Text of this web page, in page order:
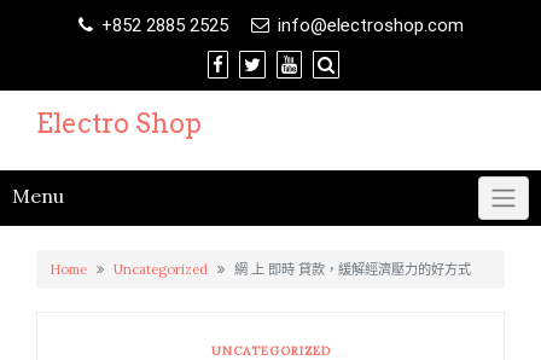
+852 2885 2525 info@electroshop.com
Electro Shop
Menu
Home Uncategorized 網 上 即時 貸款，緩解經濟壓力的好方式
UNCATEGORIZED